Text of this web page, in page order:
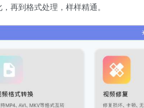
再到格式处理，样样精通。